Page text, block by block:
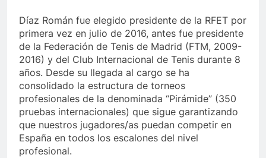
Díaz Román fue elegido presidente de la RFET por
primera vez en julio de 2016, antes fue presidente
de la Federación de Tenis de Madrid (FTM, 2009-
2016) y del Club Internacional de Tenis durante 8
años. Desde su llegada al cargo se ha
consolidado la estructura de torneos
profesionales de la denominada “Pirámide” (350
pruebas internacionales) que sigue garantizando
que nuestros jugadores/as puedan competir en
España en todos los escalones del nivel
profesional.